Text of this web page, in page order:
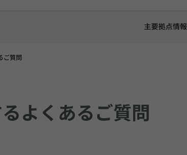
主要拠点情報
ご質問
よくあるご質問